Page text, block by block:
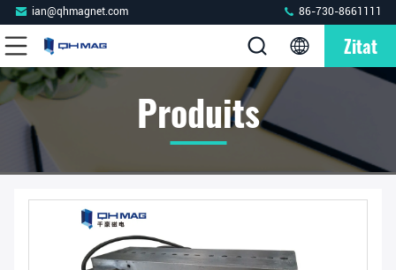
ian@qhmagnet.com 86-730-8661111
Zitat
Produits